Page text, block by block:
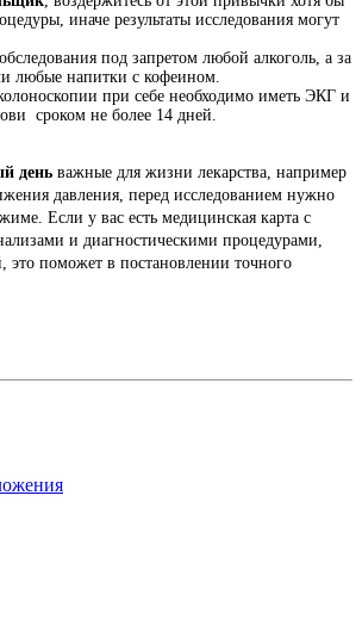
иначе результаты исследования могут
под запретом любой алкоголь, а за
любые напитки с кофеином.
при себе необходимо иметь ЭКГ и
сроком не более 14 дней.
день важные для жизни лекарства, например
давления, перед исследованием нужно
Если у вас есть медицинская карта с
и диагностическими процедурами,
это поможет в постановлении точного